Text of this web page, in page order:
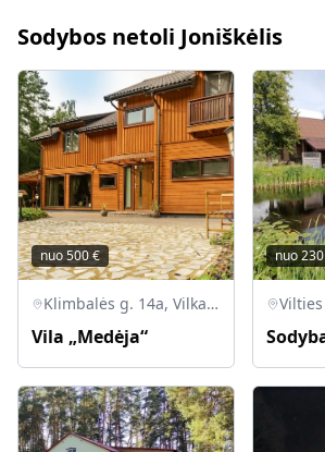
Sodybos netoli Joniškėlis
nuo500€
Klimbalės g. 14a, Vilkapjūvių k., Panevėžio r.
Vila „Medėja“
nuo230